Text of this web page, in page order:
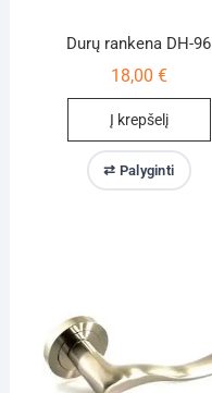
Durų rankena DH-96
18,00 €
Į krepšelį
⇄ Palyginti